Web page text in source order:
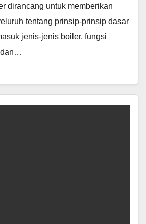
dirancang untuk memberikan
tentang prinsip-prinsip dasar
jenis-jenis boiler, fungsi
dan…